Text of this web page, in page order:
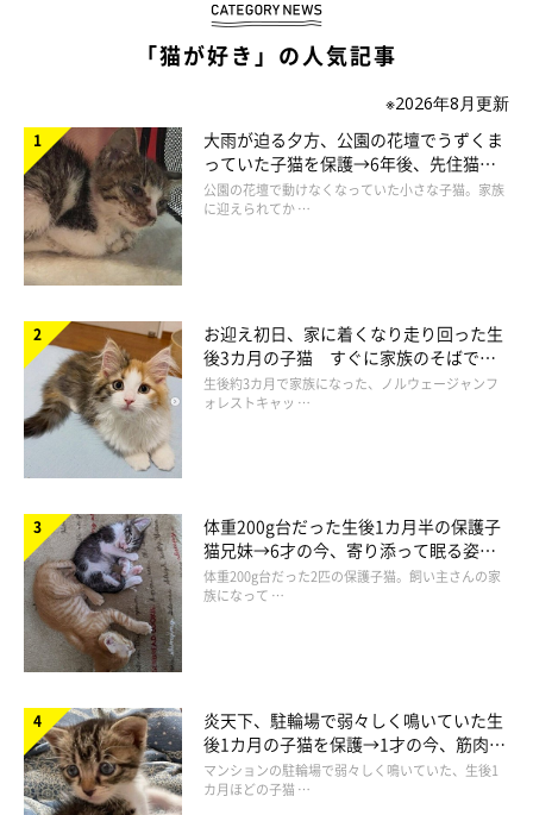
ねこのきもちweb
そんなてんちゃんも大のお気に入りになってくれたのは、こちら
のキャットウォーク。
キャットタワーとはまた違った使い勝手なので、買った当初は
『どうかなぁ、使ってくれるかなぁ･･･』と思っていたんですけ
でとても嬉しかったです♪
ただ、もーちゃんだけは例外でして。
タワーより華奢な感じがダメなんでしょうかね、実は今まで一度
もキャットウォークに登ったことがありません。
うし････
うにとてんちゃんには大好評だったんですけど、もーちゃんだけ
にはヒットしなかったなぁ(＾－＾；)
「猫が好き」の人気記事
※2026年8月更新
大雨が迫る夕方、公園の花壇でうずくま
っていた子猫を保護→6年後、先住猫
と“姉妹”のような関係に
公園の花壇で動けなくなっていた小さな子猫。家族
に迎えられてか …
お迎え初日、家に着くなり走り回った生
後3カ月の子猫 すぐに家族のそばで落
ち着く姿に「迎えてよかった」
生後約3カ月で家族になった、ノルウェージャンフ
ォレストキャッ …
体重200g台だった生後1カ月半の保護子
猫兄妹→6才の今、寄り添って眠る姿に
ほっこり！
体重200g台だった2匹の保護子猫。飼い主さんの家
族になって …
炎天下、駐輪場で弱々しく鳴いていた生
後1カ月の子猫を保護→1才の今、筋肉質
でツンデレなコに成長
マンションの駐輪場で弱々しく鳴いていた、生後1
カ月ほどの子猫 …